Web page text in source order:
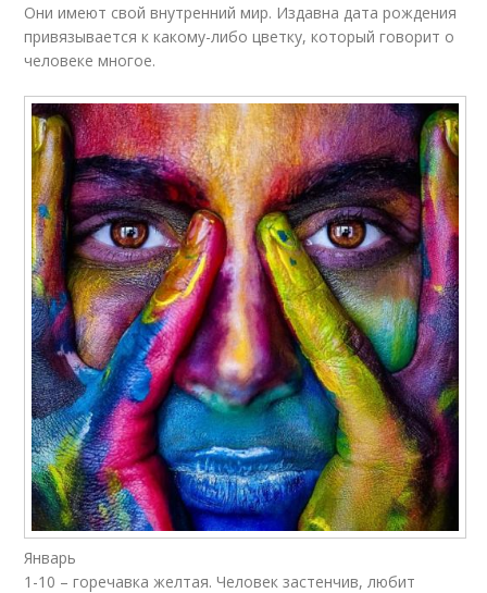
Они имеют свой внутренний мир. Издавна дата рождения
привязывается к какому-либо цветку, который говорит о
человеке многое.
Январь
1-10 – горечавка желтая. Человек застенчив, любит